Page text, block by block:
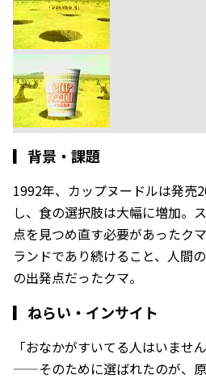
▎ 背景・課題
1992年、カップヌードルは発売
し、食の選択肢は大幅に増加。
点を見つめ直す必要があったク
ランドであり続けること、人間
の出発点だったクマ。
▎ ねらい・インサイト
「おなかがすいてる人はいませ
——そのために選ばれたのが、